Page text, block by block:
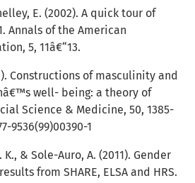
E. (2002). A quick tour of
Annals of the American
5, 11â€“13.
Constructions of masculinity and
well- being: a theory of
Science & Medicine, 50, 1385-
9536(99)00390-1
K., & Sole-Auro, A. (2011). Gender
from SHARE, ELSA and HRS.